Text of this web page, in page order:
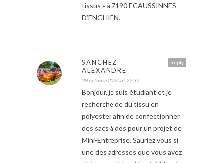
tissus » à 7190 ECAUSSINNES
D’ENGHIEN.
Reply
SANCHEZ
ALEXANDRE
29 octobre 2020 at 22:32
Bonjour, je suis étudiant et je
recherche de du tissu en
polyester afin de confectionner
des sacs à dos pour un projet de
Mini-Entreprise. Sauriez vous si
une des adresses que vous avez